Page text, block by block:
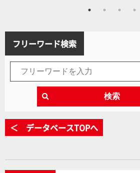
フリーワード検索
検索
＜ データベースTOPへ